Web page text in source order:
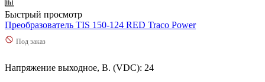
Быстрый просмотр
Преобразователь TIS 150-124 RED Traco Power
Под заказ
Напряжение выходное, В. (VDC): 24